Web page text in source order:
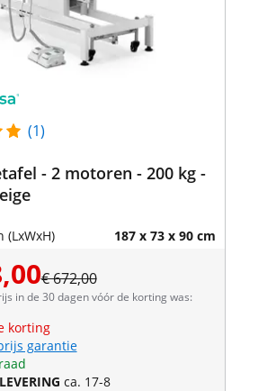
(1)
- 2 motoren - 200 kg -
(LxWxH) 187 x 73 x 90 cm
€ 672,00
in de 30 dagen vóór de korting was:
korting
garantie
ca. 17-8